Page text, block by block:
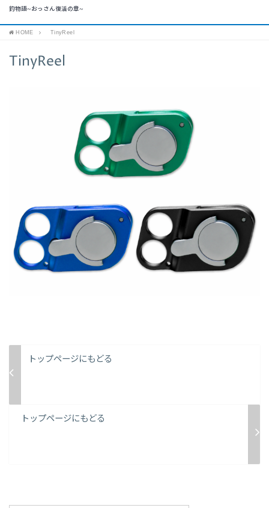
釣物語~おっさん復活の章~
HOME TinyReel
TinyReel
トップページにもどる
トップページにもどる